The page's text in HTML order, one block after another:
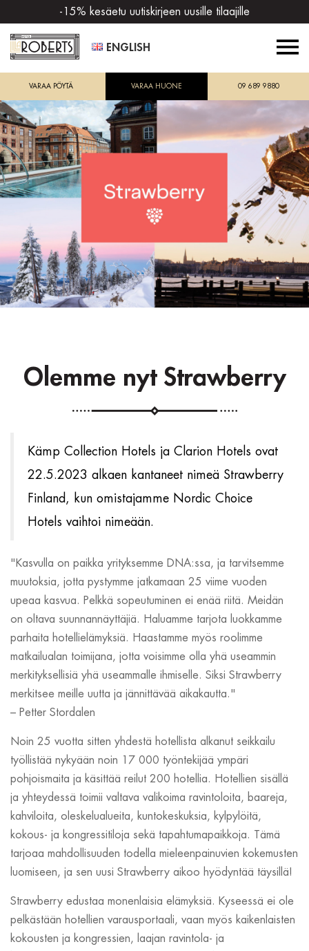
-15% kesäetu uutiskirjeen uusille tilaajille
ENGLISH
VARAA PÖYTÄ VARAA HUONE 09 689 9880
Olemme nyt Strawberry
Kämp Collection Hotels ja Clarion Hotels ovat
22.5.2023 alkaen kantaneet nimeä Strawberry
Finland, kun omistajamme Nordic Choice
Hotels vaihtoi nimeään.
"Kasvulla on paikka yrityksemme DNA:ssa, ja tarvitsemme
muutoksia, jotta pystymme jatkamaan 25 viime vuoden
upeaa kasvua. Pelkkä sopeutuminen ei enää riitä. Meidän
on oltava suunnannäyttäjiä. Haluamme tarjota luokkamme
parhaita hotellielämyksiä. Haastamme myös roolimme
matkailualan toimijana, jotta voisimme olla yhä useammin
merkityksellisiä yhä useammalle ihmiselle. Siksi Strawberry
merkitsee meille uutta ja jännittävää aikakautta."
– Petter Stordalen
Noin 25 vuotta sitten yhdestä hotellista alkanut seikkailu
työllistää nykyään noin 17 000 työntekijää ympäri
pohjoismaita ja käsittää reilut 200 hotellia. Hotellien sisällä
ja yhteydessä toimii valtava valikoima ravintoloita, baareja,
kahviloita, oleskelualueita, kuntokeskuksia, kylpylöitä,
kokous- ja kongressitiloja sekä tapahtumapaikkoja. Tämä
tarjoaa mahdollisuuden todella mieleenpainuvien kokemusten
luomiseen, ja sen uusi Strawberry aikoo hyödyntää täysillä!
Strawberry edustaa monenlaisia elämyksiä. Kyseessä ei ole
pelkästään hotellien varausportaali, vaan myös kaikenlaisten
kokousten ja kongressien, laajan ravintola- ja